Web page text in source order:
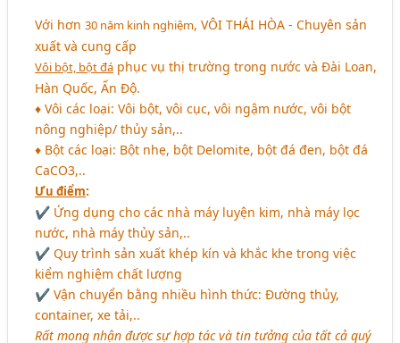
Với hơn30 năm kinh nghiệm,VÔI THÁI HÒA - Chuyên sản
xuất và cung cấp
Vôi bột, bột đá phục vụ thị trường trong nước và Đài Loan,
Hàn Quốc, Ấn Độ.
♦ Vôi các loại: Vôi bột, vôi cục, vôi ngậm nước, vôi bột
nông nghiệp/ thủy sản,..
♦ Bột các loại: Bột nhẹ, bột Delomite, bột đá đen, bột đá
CaCO3,..
Ưu điểm:
✔ Ứng dụng cho các nhà máy luyện kim, nhà máy lọc
nước, nhà máy thủy sản,..
✔ Quy trình sản xuất khép kín và khắc khe trong việc
kiểm nghiệm chất lượng
✔ Vận chuyển bằng nhiều hình thức: Đường thủy,
container, xe tải,..
Rất mong nhận được sự hợp tác và tin tưởng của tất cả quý